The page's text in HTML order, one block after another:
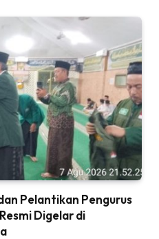
Pelantikan Pengurus
Digelar di